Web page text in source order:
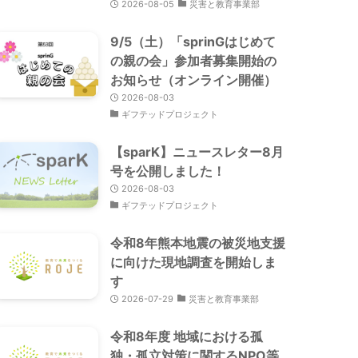
2026-08-05 災害と教育事業部
9/5（土）「sprinGはじめて
の親の会」参加者募集開始の
お知らせ（オンライン開催）
2026-08-03
ギフテッドプロジェクト
【sparK】ニュースレター8月
号を公開しました！
2026-08-03
ギフテッドプロジェクト
令和8年熊本地震の被災地支援
に向けた現地調査を開始しま
す
2026-07-29 災害と教育事業部
令和8年度 地域における孤